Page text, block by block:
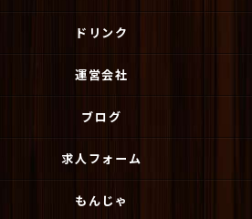
ドリンク
運営会社
ブログ
求人フォーム
もんじゃ